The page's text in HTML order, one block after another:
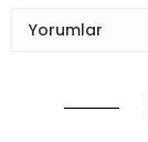
Yorumlar